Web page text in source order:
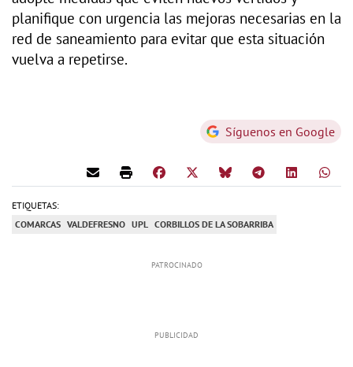
planifique con urgencia las mejoras necesarias en la
red de saneamiento para evitar que esta situación
vuelva a repetirse.
Síguenos en Google
ETIQUETAS:
COMARCAS VALDEFRESNO UPL CORBILLOS DE LA SOBARRIBA